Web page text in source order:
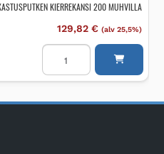
KIERREKANSI 200 MUHVILLA
129,82 € (alv 25,5%)
TARKASTUSPUTKEN
KIERREKANSI
MUHVILLA